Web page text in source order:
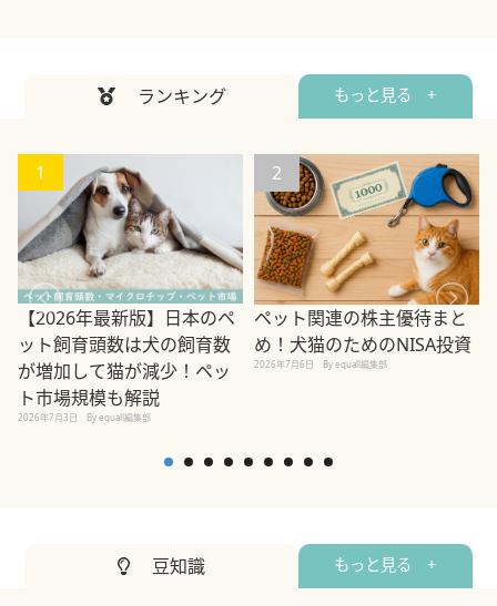
ランキング もっと見る +
1
【2026年最新版】日本のペ
ット飼育頭数は犬の飼育数
が増加して猫が減少！ペッ
ト市場規模も解説
2026年7月3日 By equall編集部
2
ペット関連の株主優待まと
め！犬猫のためのNISA投資
2026年7月6日 By equall編集部
豆知識 もっと見る +